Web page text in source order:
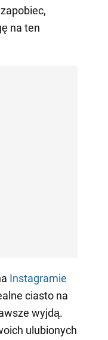
na ten
Instagramie
ciasto na
wyjdą.
ulubionych